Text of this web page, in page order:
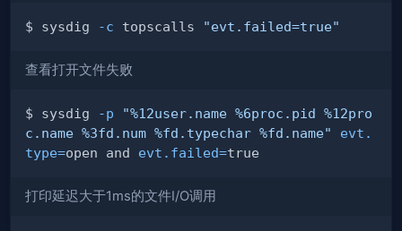
$ sysdig -c topscalls "evt.failed=true"
查看打开文件失败
$ sysdig -p
"%12user.name %6proc.pid %12pro
c.name %3fd.num %fd.typechar %fd.name"
evt.
type=open and evt.failed=
打印延迟大于1ms的文件I/O调用